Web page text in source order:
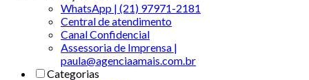
WhatsApp | (21) 97971-2181
Central de atendimento
Canal Confidencial
Assessoria de Imprensa |
paula@agenciaamais.com.br
Categorias